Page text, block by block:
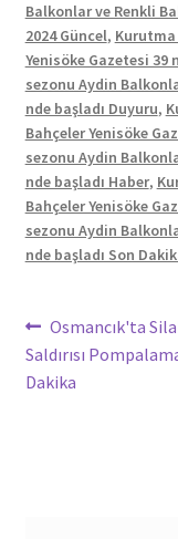
Balkonlar ve Renkli
2024 Güncel, Kurutma
Yenisöke Gazetesi 39
sezonu Aydin
nde başladı Duyuru,
Bahçeler Yenisöke
sezonu Aydin
nde başladı Haber,
Bahçeler Yenisöke
sezonu Aydin
nde başladı Son
Yazı
gezinmesi
Önceki
yazı:
Osmancık'ta
Saldırısı
Dakika